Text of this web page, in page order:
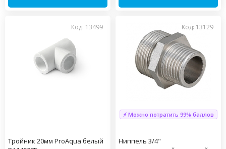
Код: 13499
Тройник 20мм ProAqua белый
Код: 13129
⚡ Можно потратить 99% баллов
Ниппель 3/4"